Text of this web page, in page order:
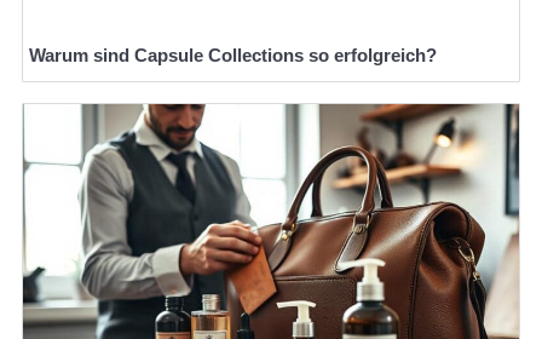
Warum sind Capsule Collections so erfolgreich?